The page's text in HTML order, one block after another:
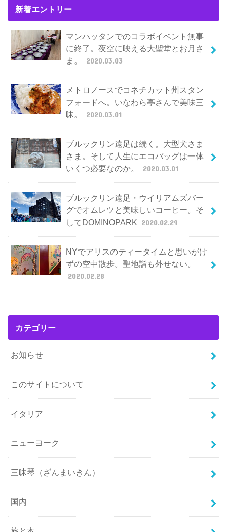
新着エントリー
マンハッタンでのコラボイベント無事
に終了。夜空に映える大聖堂とお月さ
ま。
2020.03.03
メトロノースでコネチカット州スタン
フォードへ。いなわら亭さんで美味三
昧。
2020.03.01
ブルックリン遠足は続く。大型犬さま
さま。そして人生にエコバッグは一体
いくつ必要なのか。
2020.03.01
ブルックリン遠足・ウイリアムズバー
グでオムレツと美味しいコーヒー。そ
してDOMINOPARK 2020.02.29
NYでアリスのティータイムと思いがけ
ずの空中散歩。聖地詣も外せない。
2020.02.28
カテゴリー
お知らせ
このサイトについて
イタリア
ニューヨーク
三昧琴（ざんまいきん）
国内